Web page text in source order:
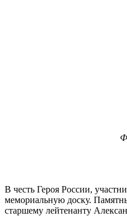
В честь Героя России,
мемориальную доску.
старшему лейтенанту